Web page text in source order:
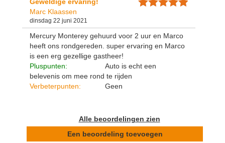
Marc Klaassen
dinsdag 22 juni 2021
Mercury Monterey gehuurd voor 2 uur en Marco
heeft ons rondgereden. super ervaring en Marco
is een erg gezellige gastheer!
Pluspunten:
Auto is echt een
belevenis om mee rond te rijden
Verbeterpunten:
Geen
Alle beoordelingen zien
Een beoordeling toevoegen